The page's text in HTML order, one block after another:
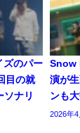
ズのパー
目の就
ソナリ
Snow
演が
ンも大
2026年4